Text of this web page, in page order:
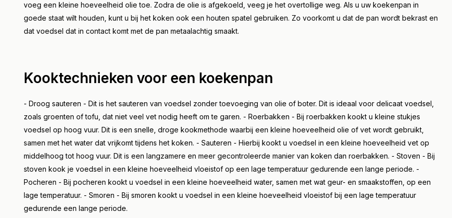
voeg een kleine hoeveelheid olie toe. Zodra de olie is afgekoeld, veeg je het overtollige weg. Als u uw koekenpan in
goede staat wilt houden, kunt u bij het koken ook een houten spatel gebruiken. Zo voorkomt u dat de pan wordt bekrast en
dat voedsel dat in contact komt met de pan metaalachtig smaakt.
Kooktechnieken voor een koekenpan
- Droog sauteren - Dit is het sauteren van voedsel zonder toevoeging van olie of boter. Dit is ideaal voor delicaat voedsel,
zoals groenten of tofu, dat niet veel vet nodig heeft om te garen. - Roerbakken - Bij roerbakken kookt u kleine stukjes
voedsel op hoog vuur. Dit is een snelle, droge kookmethode waarbij een kleine hoeveelheid olie of vet wordt gebruikt,
samen met het water dat vrijkomt tijdens het koken. - Sauteren - Hierbij kookt u voedsel in een kleine hoeveelheid vet op
middelhoog tot hoog vuur. Dit is een langzamere en meer gecontroleerde manier van koken dan roerbakken. - Stoven - Bij
stoven kook je voedsel in een kleine hoeveelheid vloeistof op een lage temperatuur gedurende een lange periode. -
Pocheren - Bij pocheren kookt u voedsel in een kleine hoeveelheid water, samen met wat geur- en smaakstoffen, op een
lage temperatuur. - Smoren - Bij smoren kookt u voedsel in een kleine hoeveelheid vloeistof bij een lage temperatuur
gedurende een lange periode.